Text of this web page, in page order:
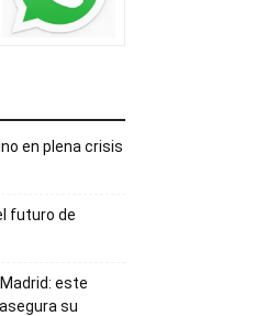
en plena crisis
futuro de
este
su